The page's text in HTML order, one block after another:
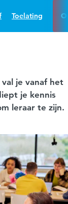
Toelating
je vanaf het
je kennis
leraar te zijn.